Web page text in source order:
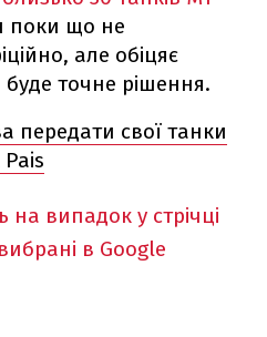
поки що не
але обіцяє
точне рішення.
передати свої танки
на випадок у стрічці
в Google